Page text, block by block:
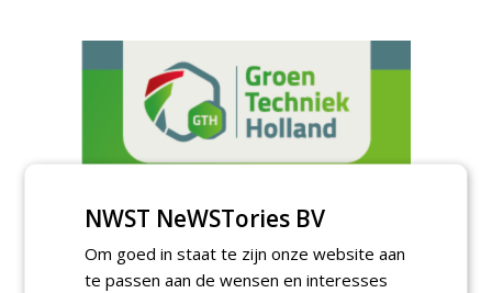
NWST NeWSTories BV
Om goed in staat te zijn onze website aan
te passen aan de wensen en interesses